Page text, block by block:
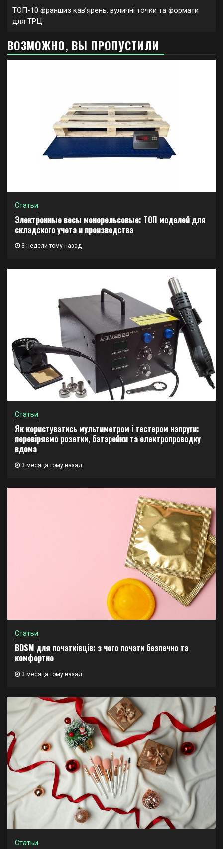
ТОП-10 франшиз кавʼярень: вуличні точки та формати
для ТРЦ
ВОЗМОЖНО, ВЫ ПРОПУСТИЛИ
Статьи
Электронные весы монорельсовые: ТОП моделей для
складского учета и производства
3 недели тому назад
Статьи
Як користуватись мультиметром і тестером напруги:
перевіряємо розетки, батарейки та електропроводку
вдома
3 месяца тому назад
Статьи
BDSM для початківців: з чого почати безпечно та
комфортно
3 месяца тому назад
Статьи